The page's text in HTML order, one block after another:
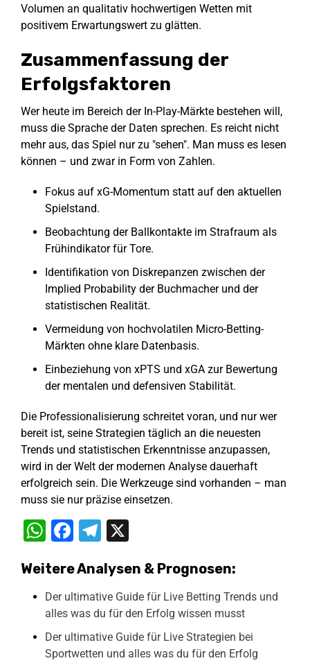
Volumen an qualitativ hochwertigen Wetten mit
positivem Erwartungswert zu glätten.
Zusammenfassung der
Erfolgsfaktoren
Wer heute im Bereich der In-Play-Märkte bestehen will,
muss die Sprache der Daten sprechen. Es reicht nicht
mehr aus, das Spiel nur zu "sehen". Man muss es lesen
können – und zwar in Form von Zahlen.
Fokus auf xG-Momentum statt auf den aktuellen
Spielstand.
Beobachtung der Ballkontakte im Strafraum als
Frühindikator für Tore.
Identifikation von Diskrepanzen zwischen der
Implied Probability der Buchmacher und der
statistischen Realität.
Vermeidung von hochvolatilen Micro-Betting-
Märkten ohne klare Datenbasis.
Einbeziehung von xPTS und xGA zur Bewertung
der mentalen und defensiven Stabilität.
Die Professionalisierung schreitet voran, und nur wer
bereit ist, seine Strategien täglich an die neuesten
Trends und statistischen Erkenntnisse anzupassen,
wird in der Welt der modernen Analyse dauerhaft
erfolgreich sein. Die Werkzeuge sind vorhanden – man
muss sie nur präzise einsetzen.
WhatsApp
Facebook
Telegram
Weitere Analysen & Prognosen:
Der ultimative Guide für Live Betting Trends und
alles was du für den Erfolg wissen musst
Der ultimative Guide für Live Strategien bei
Sportwetten und alles was du für den Erfolg